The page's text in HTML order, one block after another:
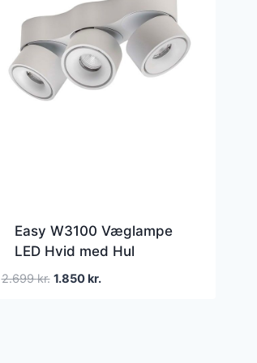
Easy W3100 Væglampe
LED Hvid med Hul
2.699kr. Den
1.850kr.Den